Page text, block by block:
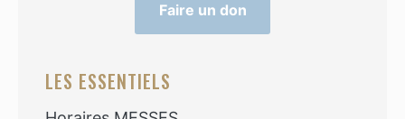
Faire un don
LES ESSENTIELS